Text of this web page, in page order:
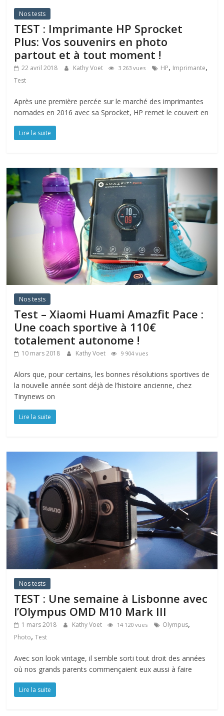
Nos tests
TEST : Imprimante HP Sprocket
Plus: Vos souvenirs en photo
partout et à tout moment !
22 avril 2018 Kathy Voet 3 263 vues HP, Imprimante,
Test
Après une première percée sur le marché des imprimantes
nomades en 2016 avec sa Sprocket, HP remet le couvert en
Lire la suite
Nos tests
Test – Xiaomi Huami Amazfit Pace :
Une coach sportive à 110€
totalement autonome !
10 mars 2018 Kathy Voet 9 904 vues
Alors que, pour certains, les bonnes résolutions sportives de
la nouvelle année sont déjà de l’histoire ancienne, chez
Tinynews on
Lire la suite
Nos tests
TEST : Une semaine à Lisbonne avec
l’Olympus OMD M10 Mark III
1 mars 2018 Kathy Voet 14 120 vues Olympus,
Photo,Test
Avec son look vintage, il semble sorti tout droit des années
où nos grands parents commençaient eux aussi à faire
Lire la suite